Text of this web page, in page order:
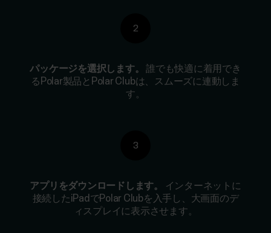
2
パッケージを選択します。
誰でも快適に着用でき
るPolar製品とPolar Clubは、スムーズに連動しま
す。
3
アプリをダウンロードします。
インターネットに
接続したiPadでPolar Clubを入手し、大画面のデ
ィスプレイに表示させます。